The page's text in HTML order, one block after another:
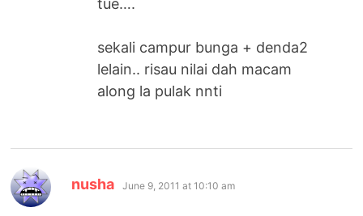
sekali campur bunga + denda2
lelain.. risau nilai dah macam
along la pulak nnti
nusha says:
June 9, 2011 at 10:10 am